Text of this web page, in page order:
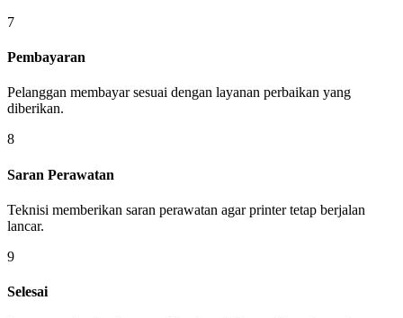
7
Pembayaran
Pelanggan membayar sesuai dengan layanan perbaikan yang
diberikan.
8
Saran Perawatan
Teknisi memberikan saran perawatan agar printer tetap berjalan
lancar.
9
Selesai